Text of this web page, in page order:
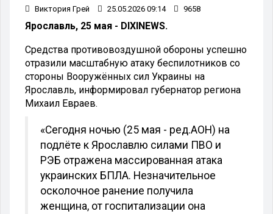
Виктория Грей 25.05.2026 09:14 9658
Ярославль, 25 мая - DIXINEWS.
Средства противовоздушной обороны успешно
отразили масштабную атаку беспилотников со
стороны Вооружённых сил Украины на
Ярославль, информировал губернатор региона
Михаил Евраев.
«Сегодня ночью (25 мая - ред.АОН) на
подлёте к Ярославлю силами ПВО и
РЭБ отражена массированная атака
украинских БПЛА. Незначительное
осколочное ранение получила
женщина, от госпитализации она